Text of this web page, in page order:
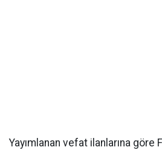
Yayımlanan vefat ilanlarına göre